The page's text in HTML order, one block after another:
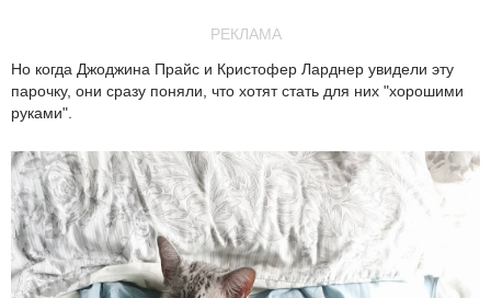
РЕКЛАМА
Но когда Джоджина Прайс и Кристофер Ларднер увидели эту
парочку, они сразу поняли, что хотят стать для них "хорошими
руками".